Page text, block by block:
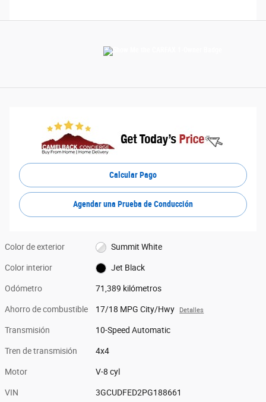
Calcular Pago
Agendar una Prueba de Conducción
Color de exterior Summit White
Color interior Jet Black
Odómetro 71,389 kilómetros
Ahorro de combustible 17/18 MPG City/Hwy Detalles
Transmisión 10-Speed Automatic
Tren de transmisión 4x4
Motor V-8 cyl
VIN 3GCUDFED2PG188661